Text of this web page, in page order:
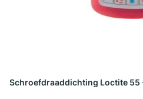
Schroefdraaddichting Loctite 55